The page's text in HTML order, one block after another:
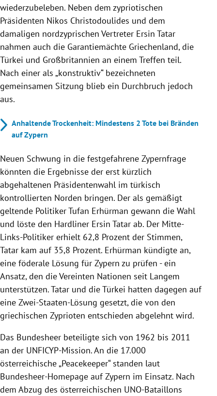
wiederzubeleben. Neben dem zypriotischen
Präsidenten Nikos Christodoulides und dem
damaligen nordzyprischen Vertreter Ersin Tatar
nahmen auch die Garantiemächte Griechenland, die
Türkei und Großbritannien an einem Treffen teil.
Nach einer als „konstruktiv“ bezeichneten
gemeinsamen Sitzung blieb ein Durchbruch jedoch
aus.
Anhaltende Trockenheit: Mindestens 2 Tote bei Bränden
auf Zypern
Neuen Schwung in die festgefahrene Zypernfrage
könnten die Ergebnisse der erst kürzlich
abgehaltenen Präsidentenwahl im türkisch
kontrollierten Norden bringen. Der als gemäßigt
geltende Politiker Tufan Erhürman gewann die Wahl
und löste den Hardliner Ersin Tatar ab. Der Mitte-
Links-Politiker erhielt 62,8 Prozent der Stimmen,
Tatar kam auf 35,8 Prozent. Erhürman kündigte an,
eine föderale Lösung für Zypern zu prüfen - ein
Ansatz, den die Vereinten Nationen seit Langem
unterstützen. Tatar und die Türkei hatten dagegen auf
eine Zwei-Staaten-Lösung gesetzt, die von den
griechischen Zyprioten entschieden abgelehnt wird.
Das Bundesheer beteiligte sich von 1962 bis 2011
an der UNFICYP-Mission. An die 17.000
österreichische „Peacekeeper“ standen laut
Bundesheer-Homepage auf Zypern im Einsatz. Nach
dem Abzug des österreichischen UNO-Bataillons